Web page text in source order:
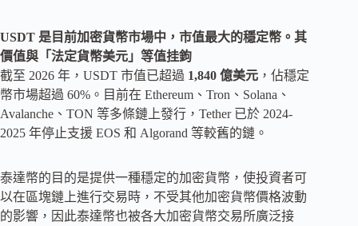
USDT 是目前加密貨幣市場中，市值最大的穩定幣。其
價值與「法定貨幣美元」等值挂鉤
截至 2026 年，USDT 市值已超過 1,840 億美元 ，佔穩定
幣市場超過 60%。目前在 Ethereum、Tron、Solana、
Avalanche、TON 等多條鏈上發行，Tether 已於 2024-
2025 年停止支援 EOS 和 Algorand 等較舊的鏈。
泰達幣的目的是提供一種穩定的加密貨幣，使投資者可
以在區塊鏈上進行交易時，不受其他加密貨幣價格波動
的影響，因此泰達幣也被各大加密貨幣交易所廣泛接